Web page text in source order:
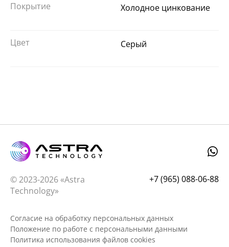
Покрытие Холодное цинкование
Цвет Серый
© 2023-2026 «Astra
Technology»
+7 (965) 088-06-88
Согласие на обработку персональных данных
Положение по работе с персональными данными
Политика использования файлов cookies